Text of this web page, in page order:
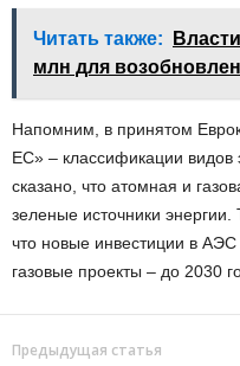
Читать также:
млн для
Напомним, в принятом
ЕС» – классификации видов
сказано, что атомная и
зеленые источники энергии.
что новые инвестиции в
газовые проекты – до 2030
Предыдущая статья